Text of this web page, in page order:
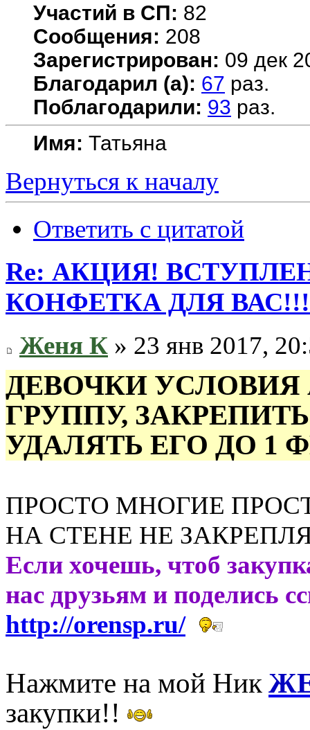
Участий в СП: 82
Сообщения: 208
Зарегистрирован: 09 дек
Благодарил (а): 67 раз.
Поблагодарили: 93 раз.
Имя: Татьяна
Вернуться к началу
Ответить с цитатой
Re: АКЦИЯ!
КОНФЕТКА ДЛЯ ВАС!!!
Женя К » 23 янв 2017,
ДЕВОЧКИ УСЛОВИЯ
ГРУППУ,
УДАЛЯТЬ ЕГО ДО 1
ПРОСТО МНОГИЕ
НА СТЕНЕ НЕ
Если хочешь, чтоб
нас друзьям и поделись
http://orensp.ru/
Нажмите на мой Ник
закупки!!